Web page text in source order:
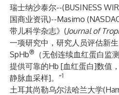
瑞士纳沙泰尔--(BUSINESS
国商业资讯)--Masimo
带儿科学杂志》(Journal of
一项研究中，研究人员评估新
SpHb®
（无创连续血红蛋白监
提供可靠的Hb [血红蛋白]数值
静脉血采样]。”1
土耳其尚勒乌尔法哈兰大学